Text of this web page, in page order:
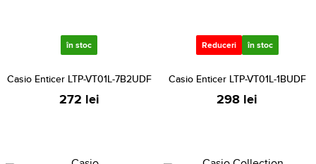
în stoc
Casio Enticer LTP-VT01L-7B2UDF
272 lei
Reduceri în stoc
Casio Enticer LTP-VT01L-1BUDF
298 lei